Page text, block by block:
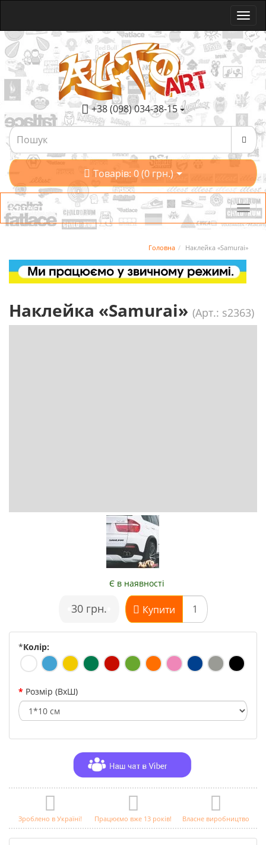
+38 (098) 034-38-15
Товарів: 0 (0 грн.)
Категорії
Головна Наклейка «Samurai»
Наклейка «Samurai» (Арт.: s2363)
Є в наявності
30 грн. Купити
*Колір:
Розмір (ВхШ)
Зроблено в Україні! Працюємо вже 13 років! Власне виробництво